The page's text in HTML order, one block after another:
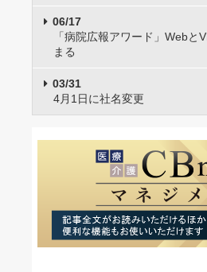
06/17
「病院広報アワード」Webと
まる
03/31
4月1日に社名変更